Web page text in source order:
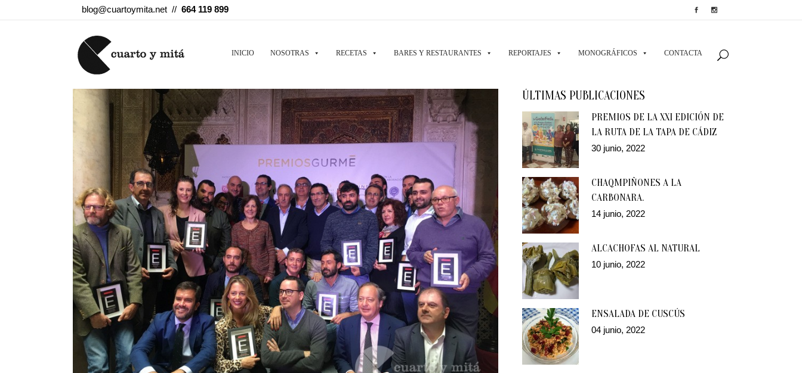
blog@cuartoymita.net // 664 119 899
INICIO NOSOTRAS RECETAS BARES Y RESTAURANTES REPORTAJES MONOGRÁFICOS CONTACTA
ÚLTIMAS PUBLICACIONES
PREMIOS DE LA XXI EDICIÓN DE
LA RUTA DE LA TAPA DE CÁDIZ
30 junio, 2022
CHAQMPIÑONES A LA
CARBONARA.
14 junio, 2022
ALCACHOFAS AL NATURAL
10 junio, 2022
ENSALADA DE CUSCÚS
04 junio, 2022